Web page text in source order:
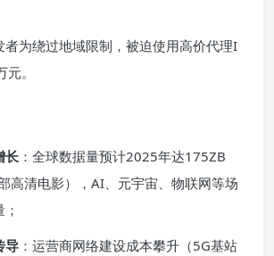
者为绕过地域限制，被迫使用高价代理I
。
长 ：全球数据量预计2025年达175ZB
高清电影），AI、元宇宙、物联网等场
导 ：运营商网络建设成本攀升（5G基站